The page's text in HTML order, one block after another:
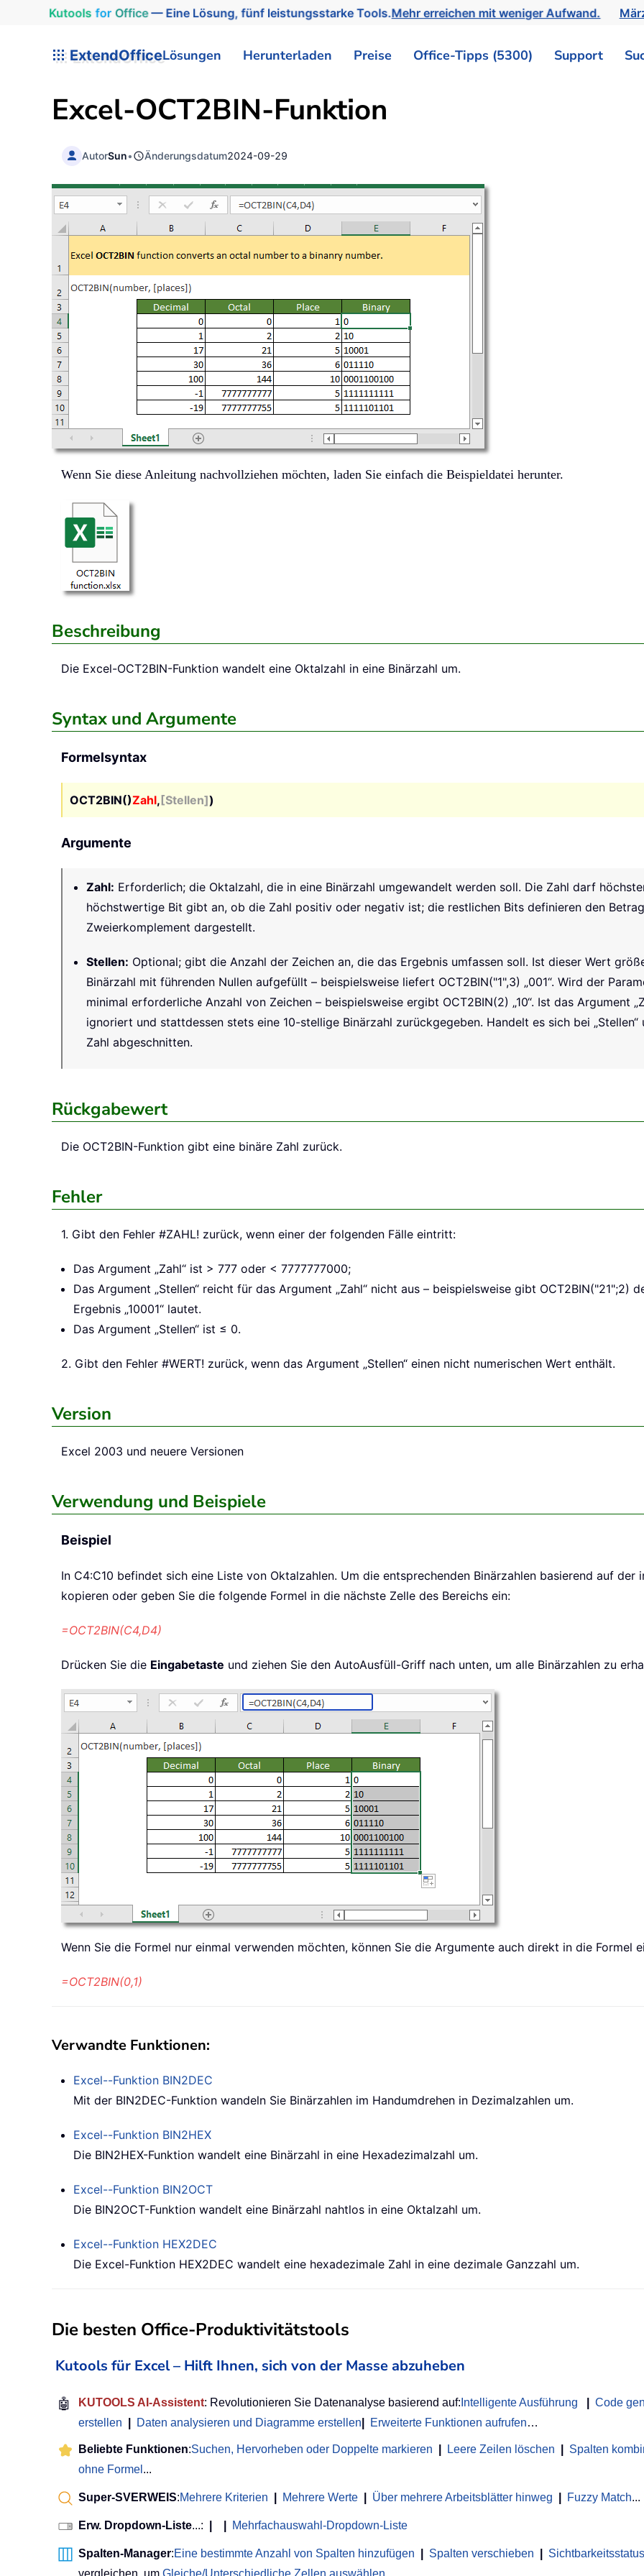
Kutools for Office— Eine Lösung, fünf leistungsstarke Tools.Mehr erreichen mit weniger Aufwand.
ExtendOfficeLösungen Herunterladen Preise Office-Tipps (5300) Support
Excel-OCT2BIN-Funktion
AutorSun• Änderungsdatum2024-09-29
Wenn Sie diese Anleitung nachvollziehen möchten, laden Sie einfach die Beispieldatei herunter.
Beschreibung
Die Excel-OCT2BIN-Funktion wandelt eine Oktalzahl in eine Binärzahl um.
Syntax und Argumente
Formelsyntax
OCT2BIN()Zahl, [Stellen])
Argumente
Zahl: Erforderlich; die Oktalzahl, die in eine Binärzahl umgewandelt werden soll. Die Zahl darf
höchstwertige Bit gibt an, ob die Zahl positiv oder negativ ist; die restlichen Bits definieren den
Zweierkomplement dargestellt.
Stellen: Optional; gibt die Anzahl der Zeichen an, die das Ergebnis umfassen soll. Ist dieser Wert
Binärzahl mit führenden Nullen aufgefüllt – beispielsweise liefert OCT2BIN("1",3) „001“. Wird der
minimal erforderliche Anzahl von Zeichen – beispielsweise ergibt OCT2BIN(2) „10“. Ist das Argument
ignoriert und stattdessen stets eine 10-stellige Binärzahl zurückgegeben. Handelt es sich bei
Zahl abgeschnitten.
Rückgabewert
Die OCT2BIN-Funktion gibt eine binäre Zahl zurück.
Fehler
1. Gibt den Fehler #ZAHL! zurück, wenn einer der folgenden Fälle eintritt:
Das Argument „Zahl“ ist > 777 oder < 7777777000;
Das Argument „Stellen“ reicht für das Argument „Zahl“ nicht aus – beispielsweise gibt OCT2BIN("21";2)
Ergebnis „10001“ lautet.
Das Argument „Stellen“ ist ≤ 0.
2. Gibt den Fehler #WERT! zurück, wenn das Argument „Stellen“ einen nicht numerischen Wert enthält.
Version
Excel 2003 und neuere Versionen
Verwendung und Beispiele
Beispiel
In C4:C10 befindet sich eine Liste von Oktalzahlen. Um die entsprechenden Binärzahlen basierend auf der
kopieren oder geben Sie die folgende Formel in die nächste Zelle des Bereichs ein:
=OCT2BIN(C4,D4)
Drücken Sie die Eingabetaste und ziehen Sie den AutoAusfüll-Griff nach unten, um alle Binärzahlen zu
Wenn Sie die Formel nur einmal verwenden möchten, können Sie die Argumente auch direkt in die Formel
=OCT2BIN(0,1)
Verwandte Funktionen:
Excel--Funktion BIN2DEC
Mit der BIN2DEC-Funktion wandeln Sie Binärzahlen im Handumdrehen in Dezimalzahlen um.
Excel--Funktion BIN2HEX
Die BIN2HEX-Funktion wandelt eine Binärzahl in eine Hexadezimalzahl um.
Excel--Funktion BIN2OCT
Die BIN2OCT-Funktion wandelt eine Binärzahl nahtlos in eine Oktalzahl um.
Excel--Funktion HEX2DEC
Die Excel-Funktion HEX2DEC wandelt eine hexadezimale Zahl in eine dezimale Ganzzahl um.
Die besten Office-Produktivitätstools
Kutools für Excel – Hilft Ihnen, sich von der Masse abzuheben
🤖 KUTOOLS AI-Assistent: Revolutionieren Sie Datenanalyse basierend auf: Intelligente Ausführung Code
erstellen
Daten analysieren und Diagramme erstellen Erweiterte Funktionen aufrufen…
Beliebte Funktionen:Suchen, Hervorheben oder Doppelte markieren Leere Zeilen löschen Spalten
ohne Formel ...
Super-SVERWEIS:Mehrere Kriterien Mehrere Werte Über mehrere Arbeitsblätter hinweg Fuzzy Match...
Erw. Dropdown-Liste...: Mehrfachauswahl-Dropdown-Liste
Spalten-Manager:Eine bestimmte Anzahl von Spalten hinzufügen Spalten verschieben